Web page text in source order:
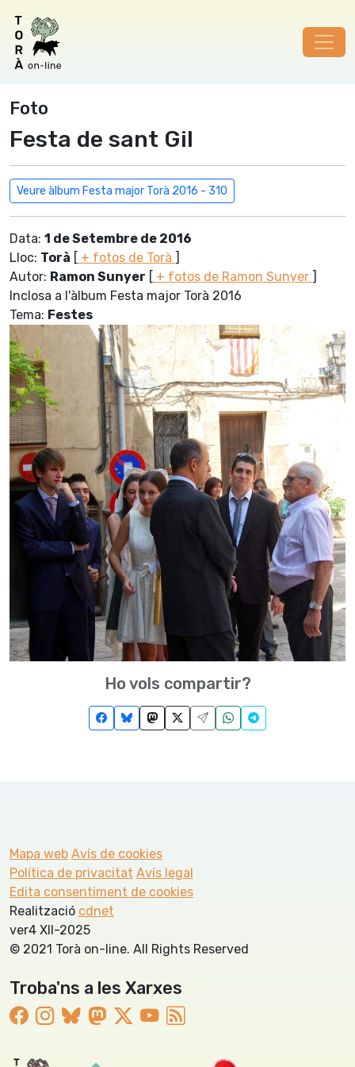
Foto
Festa de sant Gil
Veure àlbum Festa major Torà 2016 - 310
Data: 1 de Setembre de 2016
Lloc: Torà [ + fotos de Torà ]
Autor: Ramon Sunyer [ + fotos de Ramon Sunyer ]
Inclosa a l'àlbum Festa major Torà 2016
Tema: Festes
Ho vols compartir?
Mapa web Avís de cookies
Política de privacitat Avís legal
Edita consentiment de cookies
Realització cdnet
ver4 XII-2025
© 2021 Torà on-line. All Rights Reserved
Troba'ns a les Xarxes